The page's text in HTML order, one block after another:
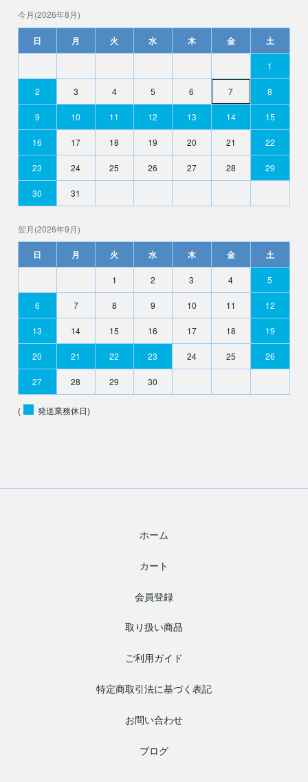
今月(2026年8月)
日 月 火 水 木 金 土
1
2 3 4 5 6 7 8
9 10 11 12 13 14 15
16 17 18 19 20 21 22
23 24 25 26 27 28 29
30 31
翌月(2026年9月)
日 月 火 水 木 金 土
1 2 3 4 5
6 7 8 9 10 11 12
13 14 15 16 17 18 19
20 21 22 23 24 25 26
27 28 29 30
( 発送業務休日)
ホーム
カート
会員登録
取り扱い商品
ご利用ガイド
特定商取引法に基づく表記
お問い合わせ
ブログ